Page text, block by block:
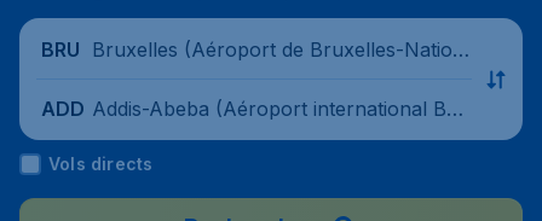
BRU Bruxelles (Aéroport de Bruxelles-Nation
ADD Addis-Abeba (Aéroport international Bol
e d’Addis Abeba), Éthiopie
Vols directs